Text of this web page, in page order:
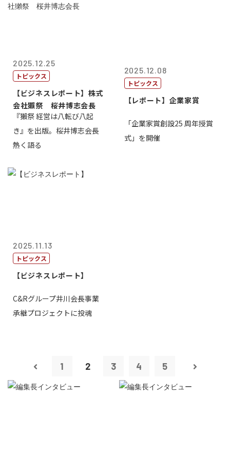
2025.12.25
トピックス
【ビジネスレポート】株式
会社獺祭 桜井博志会長
『獺祭 経営は八転び八起
き』を出版。桜井博志会長
熱く語る
2025.12.08
トピックス
【レポート】企業家賞
「企業家賞創設25 周年授賞
式」を開催
2025.11.13
トピックス
【ビジネスレポート】
C&Rグループ井川会長事業
承継プロジェクトに投魂
1 2 3 4 5